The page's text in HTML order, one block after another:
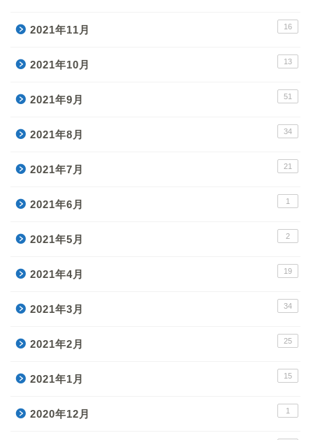
2021年11月 16
2021年10月 13
2021年9月 51
2021年8月 34
2021年7月 21
2021年6月 1
2021年5月 2
2021年4月 19
2021年3月 34
2021年2月 25
2021年1月 15
2020年12月 1